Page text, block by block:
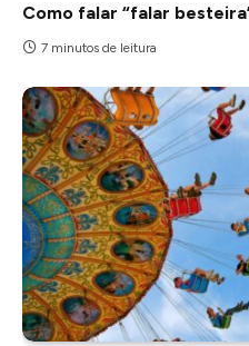
Como falar “falar
7 minutos de leitura